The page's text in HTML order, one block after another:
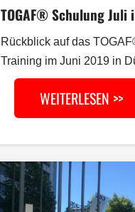
TOGAF® Schulung Juli
Rückblick auf das
Training im Juni 2019 in
WEITERLESEN >>